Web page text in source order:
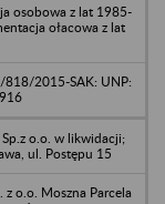
osobowa z lat 1985-
ołacowa z lat
2015-SAK: UNP:
o.o. w likwidacji;
ul. Postępu 15
z o.o. Moszna Parcela